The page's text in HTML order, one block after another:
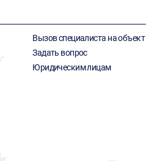
Вызов специалиста на объект
Задать вопрос
Юридическим лицам